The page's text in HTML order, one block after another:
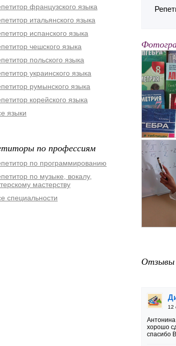
Отзывы
12
Антонина
хорошо
спасибо
французского языка
итальянского языка
испанского языка
чешского языка
польского языка
украинского языка
румынского языка
корейского языка
языки
по профессиям
по программированию
по музыке, вокалу,
мастерству
специальности